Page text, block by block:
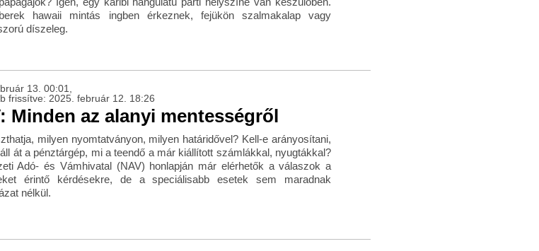
hawaii mintás ingben érkeznek, fejükön szalmakalap vagy
díszeleg.
13. 00:01,
frissítve: 2025. február 12. 18:26
Minden az alanyi mentességről
milyen nyomtatványon, milyen határidővel? Kell-e arányosítani,
át a pénztárgép, mi a teendő a már kiállított számlákkal, nyugtákkal?
Adó- és Vámhivatal (NAV) honlapján már elérhetők a válaszok a
érintő kérdésekre, de a speciálisabb esetek sem maradnak
nélkül.